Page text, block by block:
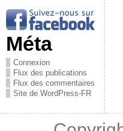
Méta
Connexion
Flux des publications
Flux des commentaires
Site de WordPress-FR